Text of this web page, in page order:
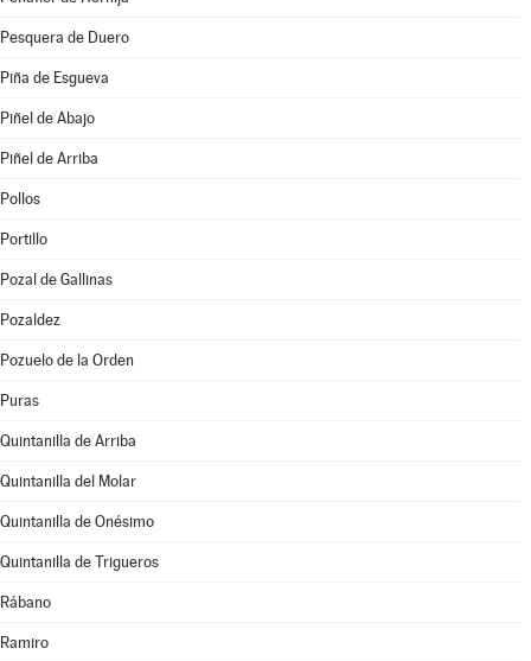
Pesquera de Duero
Piña de Esgueva
Piñel de Abajo
Piñel de Arriba
Pollos
Portillo
Pozal de Gallinas
Pozaldez
Pozuelo de la Orden
Puras
Quintanilla de Arriba
Quintanilla del Molar
Quintanilla de Onésimo
Quintanilla de Trigueros
Rábano
Ramiro